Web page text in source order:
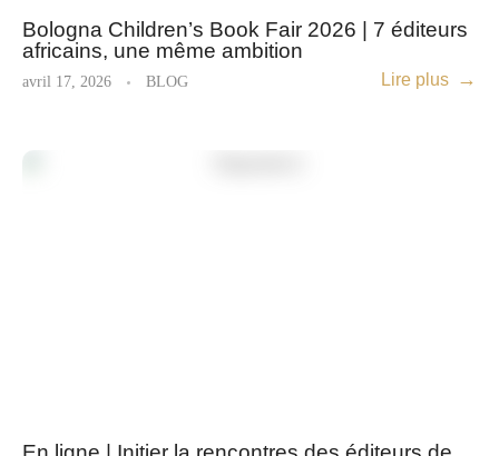
Bologna Children’s Book Fair 2026 | 7 éditeurs
africains, une même ambition
avril 17, 2026 BLOG Lire plus